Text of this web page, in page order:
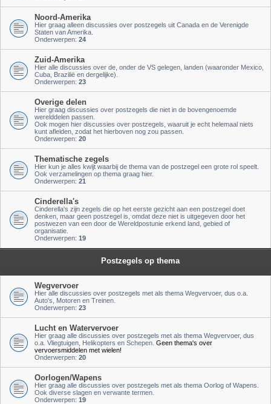
Noord-Amerika
Hier graag alleen discussies over postzegels uit Canada en de Verenigde
Staten van Amerika.
Onderwerpen: 24
Zuid-Amerika
Hier alle discussies over de, onder de VS gelegen, landen (waaronder Mexico,
Cuba, Brazilië en dergelijke).
Onderwerpen: 23
Overige delen
Hier graag discussies over postzegels die niet in de bovengenoemde
werelddelen passen.
Ook mogen hier discussies over postzegels, waaruit je echt helemaal niets
kunt afleiden, zodat het hierboven nog zou passen.
Onderwerpen: 20
Thematische zegels
Hier kun je alles kwijt waarbij de thema van de postzegel een grote rol speelt.
Ook verzamelingen op thema graag hier.
Onderwerpen: 21
Cinderella's
Cinderella's zijn zegels die op het eerste gezicht aan een postzegel doet
denken, maar geen postzegel is, omdat deze niet is uitgegeven door het
postwezen van een door de Wereldpostunie erkend land, gebied of
organisatie.
Onderwerpen: 19
Postzegels op thema
Wegvervoer
Hier alle discussies over postzegels met als thema Wegvervoer, dus o.a.
Auto's, Motoren en Treinen.
Onderwerpen: 23
Lucht en Watervervoer
Hier graag alle discussies over postzegels met als thema Wegvervoer, dus
o.a. Vliegtuigen, Helikopters en Schepen. Geen thema's over
vervoersmiddelen met wielen!
Onderwerpen: 20
Oorlogen/Wapens
Hier graag alle discussies over postzegels met als thema Oorlog of Wapens.
Ook diverse slagen en verwante termen.
Onderwerpen: 19